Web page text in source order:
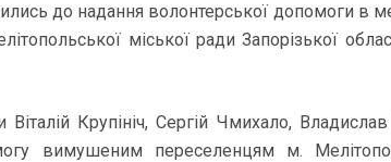
до надання волонтерської допомоги в
міської ради Запорізької
Віталій Крупініч, Сергій Чмихало,
вимушеним переселенцям м.